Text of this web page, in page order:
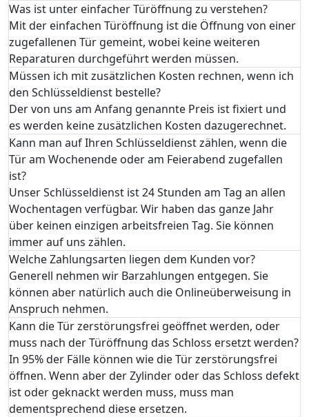
Was ist unter einfacher Türöffnung zu verstehen?
Mit der einfachen Türöffnung ist die Öffnung von einer
zugefallenen Tür gemeint, wobei keine weiteren
Reparaturen durchgeführt werden müssen.
Müssen ich mit zusätzlichen Kosten rechnen, wenn ich
den Schlüsseldienst bestelle?
Der von uns am Anfang genannte Preis ist fixiert und
es werden keine zusätzlichen Kosten dazugerechnet.
Kann man auf Ihren Schlüsseldienst zählen, wenn die
Tür am Wochenende oder am Feierabend zugefallen
ist?
Unser Schlüsseldienst ist 24 Stunden am Tag an allen
Wochentagen verfügbar. Wir haben das ganze Jahr
über keinen einzigen arbeitsfreien Tag. Sie können
immer auf uns zählen.
Welche Zahlungsarten liegen dem Kunden vor?
Generell nehmen wir Barzahlungen entgegen. Sie
können aber natürlich auch die Onlineüberweisung in
Anspruch nehmen.
Kann die Tür zerstörungsfrei geöffnet werden, oder
muss nach der Türöffnung das Schloss ersetzt werden?
In 95% der Fälle können wie die Tür zerstörungsfrei
öffnen. Wenn aber der Zylinder oder das Schloss defekt
ist oder geknackt werden muss, muss man
dementsprechend diese ersetzen.